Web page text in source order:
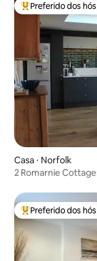
Entre os melhores
Preferido dos
Casa ⋅ Norfolk
2 Romarnie
Entre os melhores
Preferido dos